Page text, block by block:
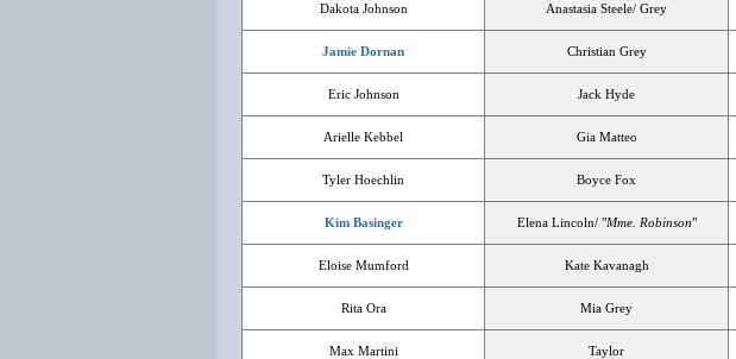
Dakota Johnson Anastasia Steele/ Grey
Jamie Dornan Christian Grey
Eric Johnson Jack Hyde
Arielle Kebbel Gia Matteo
Tyler Hoechlin Boyce Fox
Kim Basinger Elena Lincoln/ "Mme. Robinson"
Eloise Mumford Kate Kavanagh
Rita Ora Mia Grey
Max Martini Taylor